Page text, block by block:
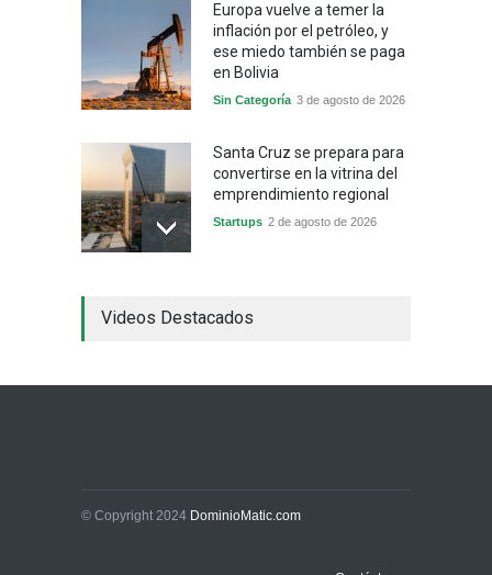
Europa vuelve a temer la
inflación por el petróleo, y
ese miedo también se paga
en Bolivia
Sin Categoría 3 de agosto de 2026
Santa Cruz se prepara para
convertirse en la vitrina del
emprendimiento regional
Startups 2 de agosto de 2026
industrial y el golpe puede
Sin Categoría 1 de agosto de 2026
Videos Destacados
© Copyright 2024 DominioMatic.com